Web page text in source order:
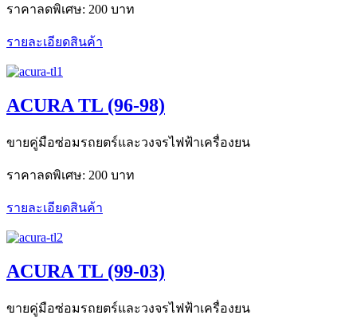
ราคาลดพิเศษ: 200 บาท
รายละเอียดสินค้า
ACURA TL (96-98)
ขายคู่มือซ่อมรถยตร์และวงจรไฟฟ้าเครื่องยน
ราคาลดพิเศษ: 200 บาท
รายละเอียดสินค้า
ACURA TL (99-03)
ขายคู่มือซ่อมรถยตร์และวงจรไฟฟ้าเครื่องยน